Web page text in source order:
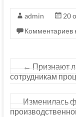
admin 20
Комментариев
← Признают
сотрудникам
Изменилась